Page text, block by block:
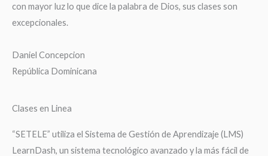
con mayor luz lo que dice la palabra de Dios, sus clases son
excepcionales.
Daniel Concepcion
República Dominicana
Clases en Linea
“SETELE” utiliza el Sistema de Gestión de Aprendizaje (LMS)
LearnDash, un sistema tecnológico avanzado y la más fácil de